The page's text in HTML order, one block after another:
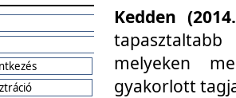
Kedden
melyeken
gyakorlott